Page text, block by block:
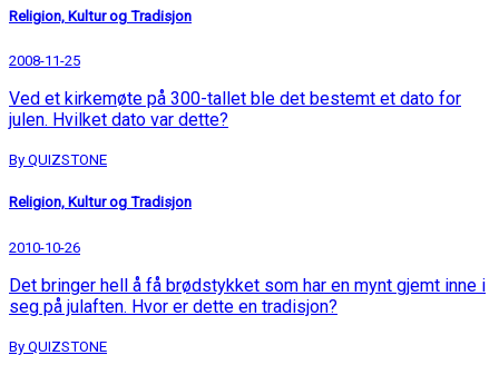
Religion, Kultur og Tradisjon
2008-11-25
Ved et kirkemøte på 300-tallet ble det bestemt et dato for
julen. Hvilket dato var dette?
By QUIZSTONE
Religion, Kultur og Tradisjon
2010-10-26
Det bringer hell å få brødstykket som har en mynt gjemt inne i
seg på julaften. Hvor er dette en tradisjon?
By QUIZSTONE